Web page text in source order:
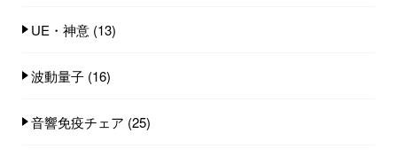
UE・神意 (13)
波動量子 (16)
音響免疫チェア (25)